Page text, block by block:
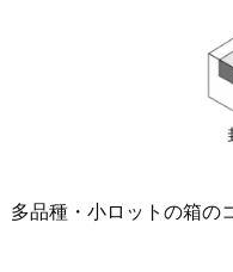
多品種・小ロットの箱の